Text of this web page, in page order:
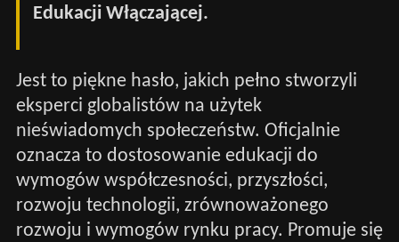
Edukacji Włączającej.
Jest to piękne hasło, jakich pełno stworzyli
eksperci globalistów na użytek
nieświadomych społeczeństw. Oficjalnie
oznacza to dostosowanie edukacji do
wymogów współczesności, przyszłości,
rozwoju technologii, zrównoważonego
rozwoju i wymogów rynku pracy. Promuje się